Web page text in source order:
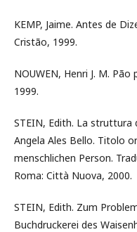
KEMP, Jaime. Antes de
Cristão, 1999.
NOUWEN, Henri J. M.
1999.
STEIN, Edith. La struttura
Angela Ales Bello. Titolo
menschlichen Person.
Roma: Città Nuova, 2000.
STEIN, Edith. Zum
Buchdruckerei des